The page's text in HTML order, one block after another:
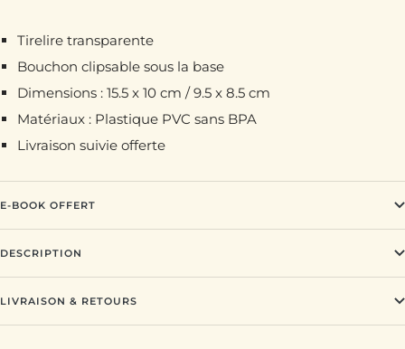
Tirelire transparente
Bouchon clipsable sous la base
Dimensions : 15.5 x 10 cm / 9.5 x 8.5 cm
Matériaux : Plastique PVC sans BPA
Livraison suivie offerte
E-BOOK OFFERT
DESCRIPTION
LIVRAISON & RETOURS